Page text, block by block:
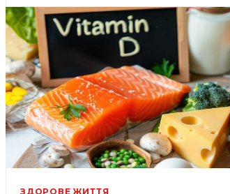
ЗДОРОВЕ ЖИТТЯ